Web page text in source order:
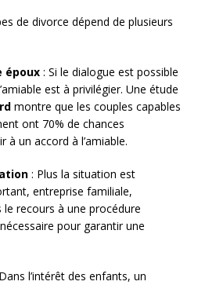
de divorce dépend de plusieurs
époux : Si le dialogue est possible
est à privilégier. Une étude
montre que les couples capables
ont 70% de chances
à un accord à l’amiable.
: Plus la situation est
entreprise familiale,
le recours à une procédure
pour garantir une
l’intérêt des enfants, un